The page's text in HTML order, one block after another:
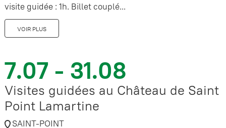
visite guidée : 1h. Billet couplé...
VOIR PLUS
7.07 - 31.08
Visites guidées au Château de Saint
Point Lamartine
SAINT-POINT